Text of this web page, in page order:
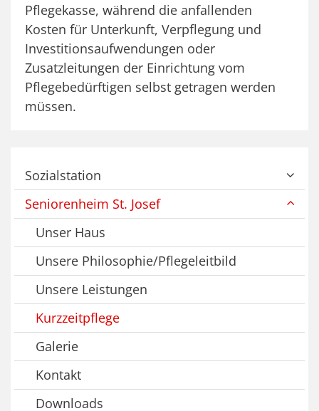
Pflegekasse, während die anfallenden
Kosten für Unterkunft, Verpflegung und
Investitionsaufwendungen oder
Zusatzleitungen der Einrichtung vom
Pflegebedürftigen selbst getragen werden
müssen.
Sozialstation
Seniorenheim St. Josef
Unser Haus
Unsere Philosophie/Pflegeleitbild
Unsere Leistungen
Kurzzeitpflege
Galerie
Kontakt
Downloads